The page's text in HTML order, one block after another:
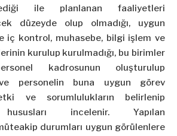
ile planlanan faaliyetleri
düzeyde olup olmadığı, uygun
iç kontrol, muhasebe, bilgi işlem ve
kurulup kurulmadığı, bu birimler
kadrosunun oluşturulup
ve personelin buna uygun görev
ve sorumlulukların belirlenip
hususları incelenir. Yapılan
durumları uygun görülenlere